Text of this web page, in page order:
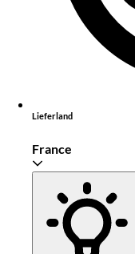
Lieferland
France